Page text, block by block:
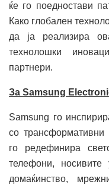
ќе го поедностави
Како глобален
да ја реализира
технолошки
партнери.
За Samsung
Samsung го
со трансформативни
го редефинира
телефони, носивите
домаќинство,